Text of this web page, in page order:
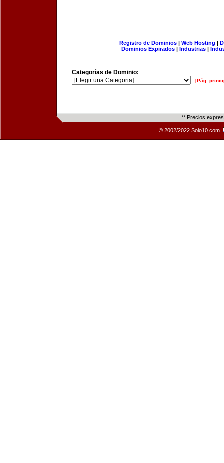
Registro de Dominios| Web Hosting |
Dominios Expirados | Industrias |
Categorías de Dominio:
[Pág.
** Precios
© 2002/2022 Solo10.com